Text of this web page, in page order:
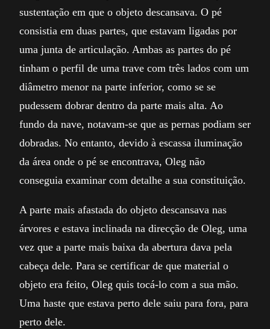
sustentação em que o objeto descansava. O pé
consistia em duas partes, que estavam ligadas por
uma junta de articulação. Ambas as partes do pé
tinham o perfil de uma trave com três lados com um
diâmetro menor na parte inferior, como se se
pudessem dobrar dentro da parte mais alta. Ao
fundo da nave, notavam-se que as pernas podiam ser
dobradas. No entanto, devido à escassa iluminação
da área onde o pé se encontrava, Oleg não
conseguia examinar com detalhe a sua constituição.
A parte mais afastada do objeto descansava nas
árvores e estava inclinada na direcção de Oleg, uma
vez que a parte mais baixa da abertura dava pela
cabeça dele. Para se certificar de que material o
objeto era feito, Oleg quis tocá-lo com a sua mão.
Uma haste que estava perto dele saiu para fora, para
perto dele.